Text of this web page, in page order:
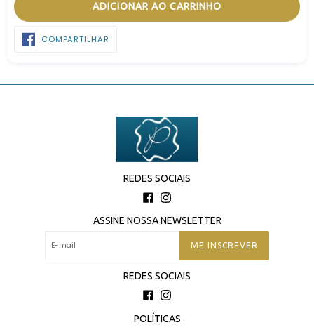
ADICIONAR AO CARRINHO
COMPARTILHAR
REDES SOCIAIS
Facebook
Instagram
ASSINE NOSSA NEWSLETTER
ME INSCREVER
REDES SOCIAIS
Facebook
Instagram
POLÍTICAS